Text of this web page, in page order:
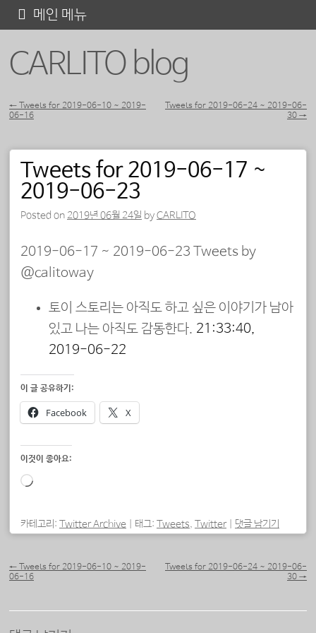
CARLITO blog
메인 메뉴
텐
포스트 내비게이션
← Tweets for 2019-06-10 ~ 2019-
06-16
Tweets for 2019-06-24 ~ 2019-06-
30 →
Tweets for 2019-06-17 ~
2019-06-23
Posted on 2019년 06월 24일 byCARLITO
2019-06-17 ~ 2019-06-23 Tweets by
@calitoway
토이 스토리는 아직도 하고 싶은 이야기가 남아
있고 나는 아직도 감동한다. 21:33:40,
2019-06-22
이 글 공유하기:
Facebook X
이것이 좋아요:
로
중...
카테고리: Twitter Archive 태그: Tweets, Twitter 댓글 남기기
← Tweets for 2019-06-10 ~ 2019-
06-16
Tweets for 2019-06-24 ~ 2019-06-
30 →